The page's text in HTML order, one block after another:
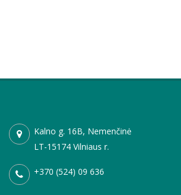
Kalno g. 16B, Nemenčinė
LT-15174 Vilniaus r.
+370 (524) 09 636